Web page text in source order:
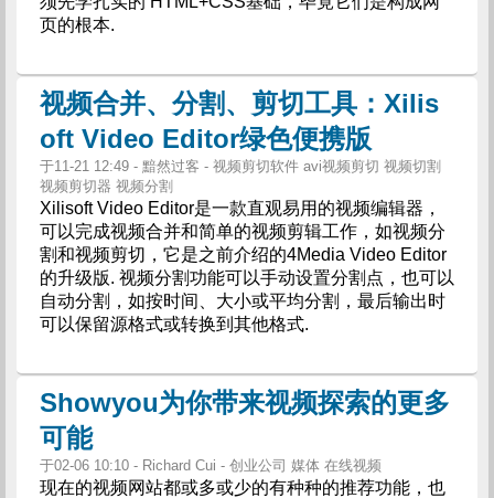
页的根本.
视频合并、分割、剪切工具：Xilis
oft Video Editor绿色便携版
于11-21 12:49 - 黯然过客 - 视频剪切软件 avi视频剪切 视频切割
视频剪切器 视频分割
Xilisoft Video Editor是一款直观易用的视频编辑器，
可以完成视频合并和简单的视频剪辑工作，如视频分
割和视频剪切，它是之前介绍的4Media Video Editor
的升级版. 视频分割功能可以手动设置分割点，也可以
自动分割，如按时间、大小或平均分割，最后输出时
可以保留源格式或转换到其他格式.
Showyou为你带来视频探索的更多
可能
于02-06 10:10 - Richard Cui - 创业公司 媒体 在线视频
现在的视频网站都或多或少的有种种的推荐功能，也